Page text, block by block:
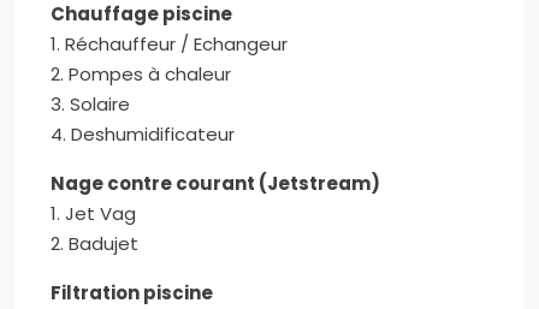
Chauffage piscine
1. Réchauffeur / Echangeur
2. Pompes à chaleur
3. Solaire
4. Deshumidificateur
Nage contre courant (Jetstream)
1. Jet Vag
2. Badujet
Filtration piscine